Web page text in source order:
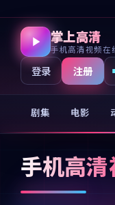
掌上高清
手机高清视频
登录 注册
剧集 电影
手机高